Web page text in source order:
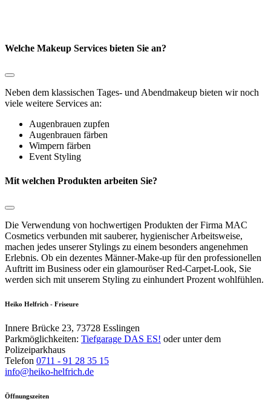
Welche Makeup Services bieten Sie an?
Neben dem klassischen Tages- und Abendmakeup bieten wir noch
viele weitere Services an:
Augenbrauen zupfen
Augenbrauen färben
Wimpern färben
Event Styling
Mit welchen Produkten arbeiten Sie?
Die Verwendung von hochwertigen Produkten der Firma MAC
Cosmetics verbunden mit sauberer, hygienischer Arbeitsweise,
machen jedes unserer Stylings zu einem besonders angenehmen
Erlebnis. Ob ein dezentes Männer-Make-up für den professionellen
Auftritt im Business oder ein glamouröser Red-Carpet-Look, Sie
werden sich mit unserem Styling zu einhundert Prozent wohlfühlen.
Heiko Helfrich - Friseure
Innere Brücke 23, 73728 Esslingen
Parkmöglichkeiten: Tiefgarage DAS ES! oder unter dem
Polizeiparkhaus
Telefon 0711 - 91 28 35 15
info@heiko-helfrich.de
Öffnungszeiten